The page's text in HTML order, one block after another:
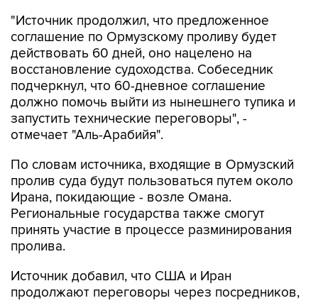
"Источник продолжил, что предложенное
соглашение по Ормузскому проливу будет
действовать 60 дней, оно нацелено на
восстановление судоходства. Собеседник
подчеркнул, что 60-дневное соглашение
должно помочь выйти из нынешнего тупика и
запустить технические переговоры", -
отмечает "Аль-Арабийя".
По словам источника, входящие в Ормузский
пролив суда будут пользоваться путем около
Ирана, покидающие - возле Омана.
Региональные государства также смогут
принять участие в процессе разминирования
пролива.
Источник добавил, что США и Иран
продолжают переговоры через посредников,